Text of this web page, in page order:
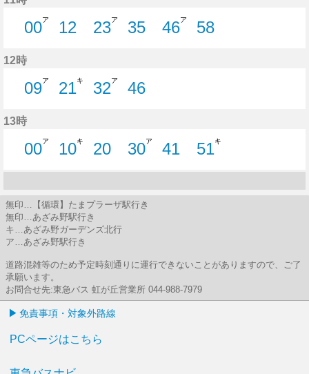
00ア
12
23ア
35
46ア
58
12時
09ア
21キ
32ア
46
13時
00
0分はつ
ア
10
10分はつ
キ
20
20分はつ
30
30分はつ
ア
41
41分はつ
51
51分はつ
キ
無印…【循環】たまプラーザ駅行き
無印…あざみ野駅行き
キ…あざみ野ガーデンズ北行
ア…あざみ野駅行き
道路混雑等のため予定時刻通りに運行できないことがありますので、ご了
承願います。
お問合せ先:東急バス 虹が丘営業所 044-988-7979
免責事項・対象外路線
PCページはこちら